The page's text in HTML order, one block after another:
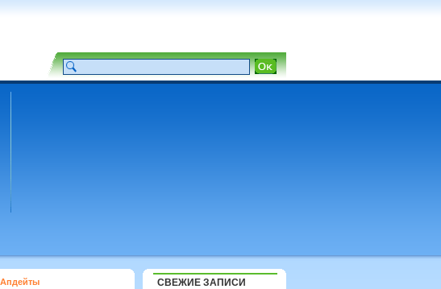
Апдейты СВЕЖИЕ ЗАПИСИ